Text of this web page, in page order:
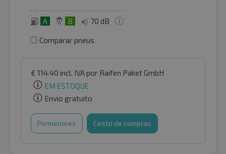
A B 70 dB
Comparar pneus
€ 114.40 incl. IVApor Raifen Paket GmbH
EM ESTOQUE
Envio gratuito
Pormenores Cesto de compras